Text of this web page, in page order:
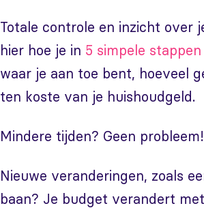
Totale controle en inzicht over
hier hoe je in 5 simpele
waar je aan toe bent, hoeveel
ten koste van je huishoudgeld.
Mindere tijden? Geen
Nieuwe veranderingen, zoals
baan? Je budget verandert